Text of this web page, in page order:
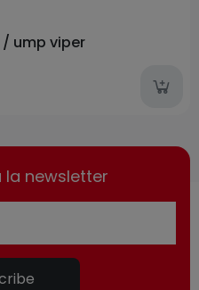
ump viper
la newsletter